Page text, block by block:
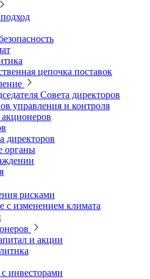
цепочка поставок
Совета директоров
управления и контроля
директоров
органы
рисками
с изменением климата
и акции
инвесторами